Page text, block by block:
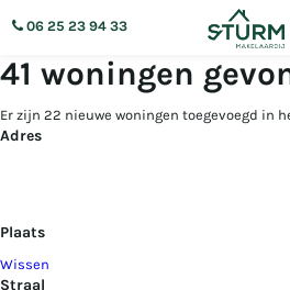
06 25 23 94 33
41 woningen
Er zijn 22 nieuwe woningen toegevoegd in
Adres
Plaats
Wissen
Straal